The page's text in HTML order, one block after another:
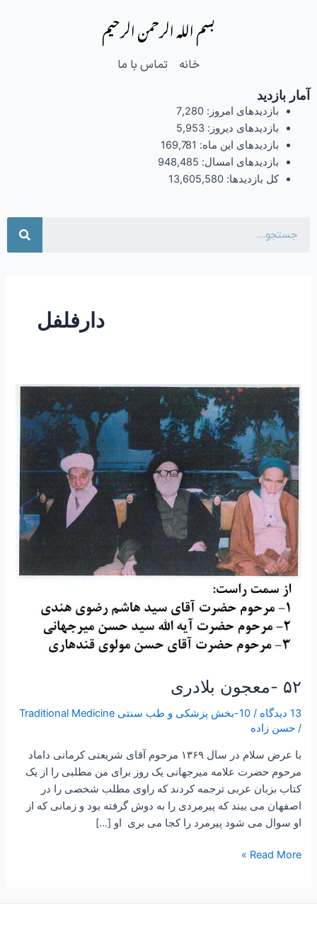
بسم الله الرحمن الرحیم
خانه تماس با ما
آمار بازدید
بازدیدهای امروز: 7,280
بازدیدهای دیروز: 5,953
بازدیدهای این ماه: 169,781
بازدیدهای امسال: 948,485
کل بازدیدها: 13,605,580
دارفلفل
۵۲ -معجون بلادری
13 دیدگاه /10-بخش پزشکی و طب سنتی Traditional Medicine
/حسن زاده
با عرض سلام در سال ۱۳۶۹ مرحوم آقای شریعتی کرمانی داماد
مرحوم حضرت علامه میرجهانی یک روز برای من مطلبی را از یک
کتاب بزبان عربی ترجمه کردند که راوی مطلب شخصی را در
اصفهان می بیند که پیرمردی را به دوش گرفته بود و زمانی که از
او سوال می شود پیرمرد را کجا می بری او […]
۵۲
-معجون
بلادری
Read More »